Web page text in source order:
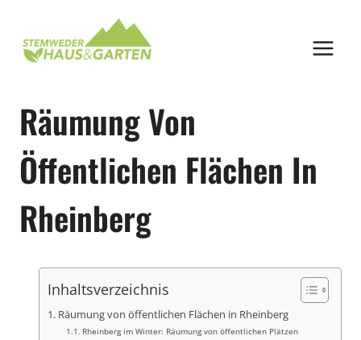
springen
Räumung Von
Öffentlichen Flächen In
Rheinberg
Inhaltsverzeichnis
Räumung von öffentlichen Flächen in Rheinberg
Rheinberg im Winter: Räumung von öffentlichen Plätzen